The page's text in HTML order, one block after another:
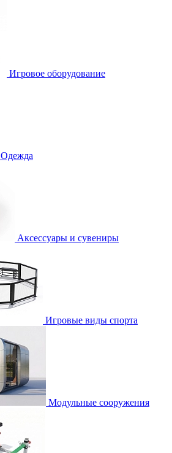
Игровое оборудование
Одежда
Аксессуары и сувениры
Игровые виды спорта
Модульные сооружения